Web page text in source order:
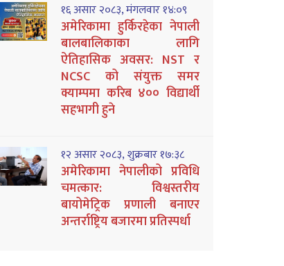
१६ असार २०८३, मंगलवार १४:०९
अमेरिकामा हुर्किरहेका नेपाली
बालबालिकाका लागि
ऐतिहासिक अवसर: NST र
NCSC को संयुक्त समर
क्याम्पमा करिब ४०० विद्यार्थी
सहभागी हुने
१२ असार २०८३, शुक्रबार १७:३८
अमेरिकामा नेपालीको प्रविधि
चमत्कार: विश्वस्तरीय
बायोमेट्रिक प्रणाली बनाएर
अन्तर्राष्ट्रिय बजारमा प्रतिस्पर्धा